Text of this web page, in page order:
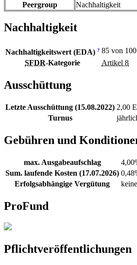
Peergroup
Nachhaltigkeit
Nachhaltigkeit
Nachhaltigkeitswert (EDA) ? 85 von 100
SFDR-Kategorie Artikel 8
Ausschüttung
Letzte Ausschüttung (15.08.2022) 2,00
Turnus
Gebühren und
max. Ausgabeaufschlag
Sum. laufende Kosten (17.07.2026)
Erfolgsabhängige Vergütung
keine
ProFund
Pflichtveröffentlichungen